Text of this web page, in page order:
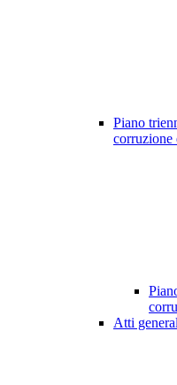
Piano
corruzione
Atti